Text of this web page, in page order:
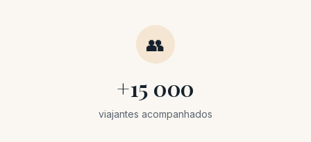
👥
+15 000
viajantes acompanhados